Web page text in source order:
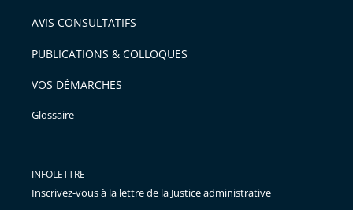
AVIS CONSULTATIFS
PUBLICATIONS & COLLOQUES
VOS DÉMARCHES
Glossaire
INFOLETTRE
Inscrivez-vous à la lettre de la Justice administrative